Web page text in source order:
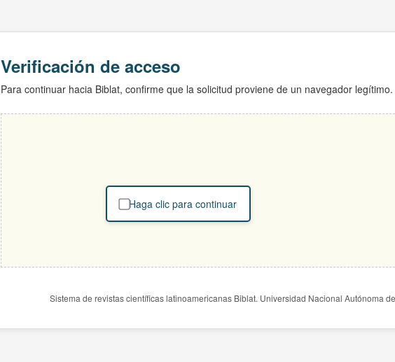
Verificación de acceso
Para continuar hacia Biblat, confirme que la solicitud proviene de un navegador legítimo.
Haga clic para continuar
Sistema de revistas científicas latinoamericanas Biblat. Universidad Nacional Autónoma